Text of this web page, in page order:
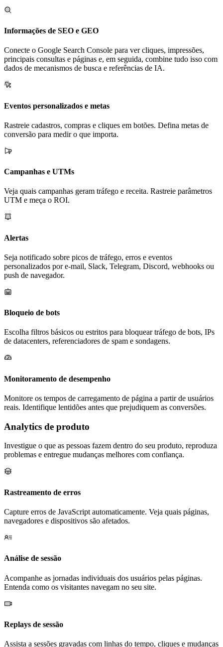
Informações de SEO e GEO
Conecte o Google Search Console para ver cliques, impressões,
principais consultas e páginas e, em seguida, combine tudo isso com
dados de mecanismos de busca e referências de IA.
Eventos personalizados e metas
Rastreie cadastros, compras e cliques em botões. Defina metas de
conversão para medir o que importa.
Campanhas e UTMs
Veja quais campanhas geram tráfego e receita. Rastreie parâmetros
UTM e meça o ROI.
Alertas
Seja notificado sobre picos de tráfego, erros e eventos
personalizados por e-mail, Slack, Telegram, Discord, webhooks ou
push de navegador.
Bloqueio de bots
Escolha filtros básicos ou estritos para bloquear tráfego de bots, IPs
de datacenters, referenciadores de spam e sondagens.
Monitoramento de desempenho
Monitore os tempos de carregamento de página a partir de usuários
reais. Identifique lentidões antes que prejudiquem as conversões.
Analytics de produto
Investigue o que as pessoas fazem dentro do seu produto, reproduza
problemas e entregue mudanças melhores com confiança.
Rastreamento de erros
Capture erros de JavaScript automaticamente. Veja quais páginas,
navegadores e dispositivos são afetados.
Análise de sessão
Acompanhe as jornadas individuais dos usuários pelas páginas.
Entenda como os visitantes navegam no seu site.
Replays de sessão
Assista a sessões gravadas com linhas do tempo, cliques e mudanças